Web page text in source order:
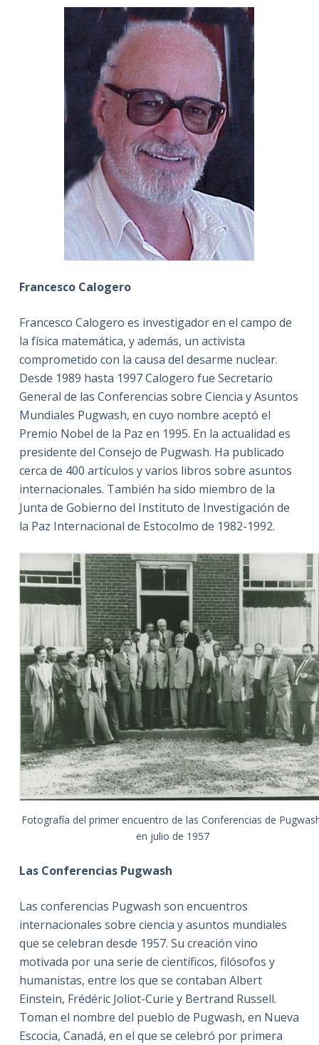
Francesco Calogero
Francesco Calogero es investigador en el campo de
la física matemática, y además, un activista
comprometido con la causa del desarme nuclear.
Desde 1989 hasta 1997 Calogero fue Secretario
General de las Conferencias sobre Ciencia y Asuntos
Mundiales Pugwash, en cuyo nombre aceptó el
Premio Nobel de la Paz en 1995. En la actualidad es
presidente del Consejo de Pugwash. Ha publicado
cerca de 400 artículos y varios libros sobre asuntos
internacionales. También ha sido miembro de la
Junta de Gobierno del Instituto de Investigación de
la Paz Internacional de Estocolmo de 1982-1992.
Fotografía del primer encuentro de las Conferencias de
en julio de 1957
Las Conferencias Pugwash
Las conferencias Pugwash son encuentros
internacionales sobre ciencia y asuntos mundiales
que se celebran desde 1957. Su creación vino
motivada por una serie de científicos, filósofos y
humanistas, entre los que se contaban Albert
Einstein, Frédéric Joliot-Curie y Bertrand Russell.
Toman el nombre del pueblo de Pugwash, en Nueva
Escocia, Canadá, en el que se celebró por primera